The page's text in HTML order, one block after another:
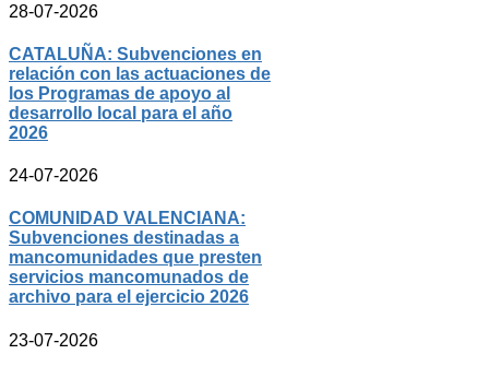
28-07-2026
CATALUÑA: Subvenciones en
relación con las actuaciones de
los Programas de apoyo al
desarrollo local para el año
2026
24-07-2026
COMUNIDAD VALENCIANA:
Subvenciones destinadas a
mancomunidades que presten
servicios mancomunados de
archivo para el ejercicio 2026
23-07-2026